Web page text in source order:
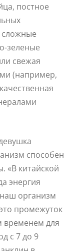
постное
сложные
зеленые
свежая
(например,
способен
«В китайской
энергия
организм
промежуток
временем для
с 7 до 9